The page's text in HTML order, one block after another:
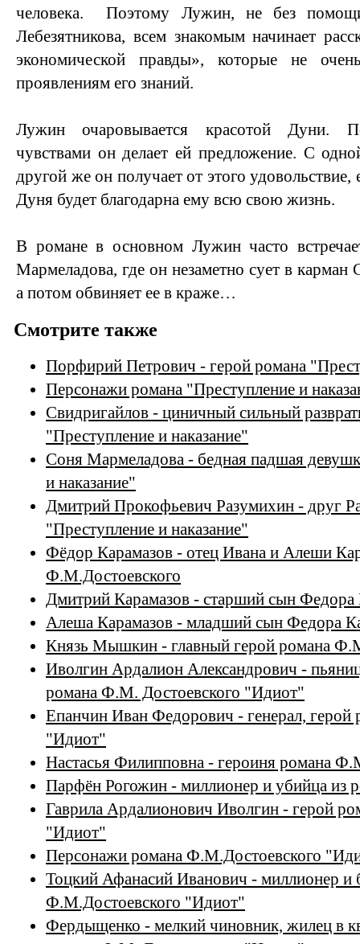
человека. Поэтому Лужин, не без помощи
Лебезятникова, всем знакомым начинает
экономической правды», которые не
проявлениям его знаний.
Лужин очаровывается красотой Дуни.
чувствами он делает ей предложение. С
другой же он получает от этого
Дуня будет благодарна ему всю свою жизнь.
В романе в основном Лужин часто
Мармеладова, где он незаметно сует в
а потом обвиняет ее в краже…
Смотрите также
Порфирий Петрович - герой романа
Персонажи романа "Преступление и
Свидригайлов - циничный сильный
"Преступление и наказание"
Соня Мармеладова - бедная падшая
и наказание"
Дмитрий Прокофьевич Разумихин - друг
"Преступление и наказание"
Фёдор Карамазов - отец Ивана и Алеши
Ф.М.Достоевского
Дмитрий Карамазов - старший сын Федора
Алеша Карамазов - младший сын Федора
Князь Мышкин - главный герой романа
Иволгин Ардалион Александрович -
романа Ф.М. Достоевского "Идиот"
Епанчин Иван Федорович - генерал,
"Идиот"
Настасья Филипповна - героиня романа
Парфён Рогожин - миллионер и убийца из
Гаврила Ардалионович Иволгин - герой
"Идиот"
Персонажи романа Ф.М.Достоевского
Тоцкий Афанасий Иванович - миллионер и
Ф.М.Достоевского "Идиот"
Фердыщенко - мелкий чиновник, жилец в